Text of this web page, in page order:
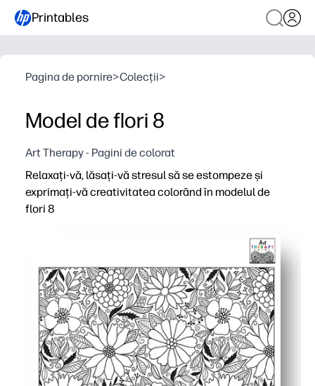
Printables
Pagina de pornire>Colecții>
Model de flori 8
Art Therapy - Pagini de colorat
Relaxați-vă, lăsați-vă stresul să se estompeze și
exprimați-vă creativitatea colorând în modelul de
flori 8
Print-and-go - beneficiați de o pregătire zero pentru
Tu și ceilalți rămâi implicați - modelul floral detaliat
Construiți un control motor fin și alegeri de culoare
Folosiți-l oriunde - perfect pentru finisatorii timpurii,